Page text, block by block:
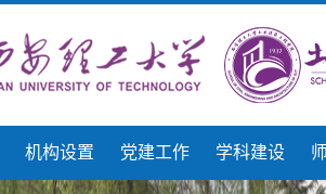
机构设置 党建工作 学科建设